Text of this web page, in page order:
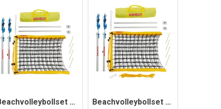
Beachvolleybollset SunVolley Standard Beachvolleybollset SunVolley Standard+